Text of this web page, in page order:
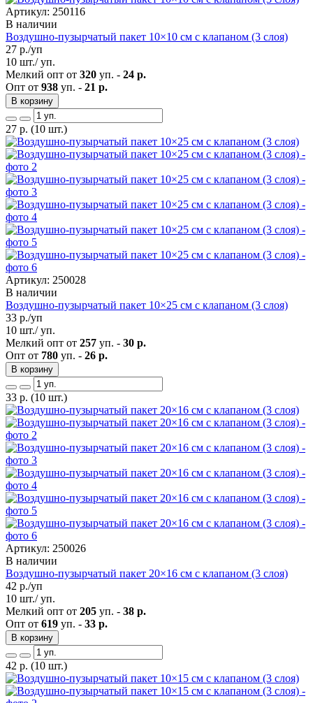
Артикул: 250116
В наличии
Воздушно-пузырчатый пакет 10×10 см с клапаном (3 слоя)
27 р./уп
10 шт./ уп.
Мелкий опт от 320 уп. - 24 р.
Опт от 938 уп. - 21 р.
В корзину
27 р. (10 шт.)
Артикул: 250028
В наличии
Воздушно-пузырчатый пакет 10×25 см с клапаном (3 слоя)
33 р./уп
10 шт./ уп.
Мелкий опт от 257 уп. - 30 р.
Опт от 780 уп. - 26 р.
В корзину
33 р. (10 шт.)
Артикул: 250026
В наличии
Воздушно-пузырчатый пакет 20×16 см с клапаном (3 слоя)
42 р./уп
10 шт./ уп.
Мелкий опт от 205 уп. - 38 р.
Опт от 619 уп. - 33 р.
В корзину
42 р. (10 шт.)